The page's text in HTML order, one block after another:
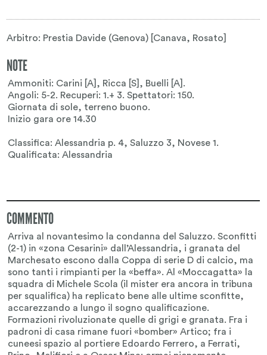
Arbitro: Prestia Davide (Genova) [Canava, Rosato]
NOTE
COMMENTO